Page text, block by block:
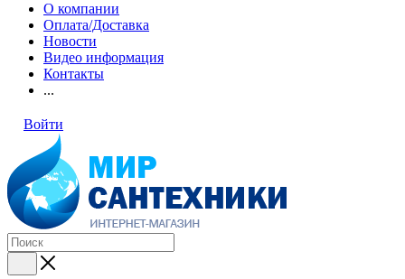
О компании
Оплата/Доставка
Новости
Видео информация
Контакты
...
Войти